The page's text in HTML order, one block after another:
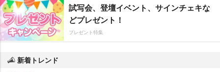
試写会、登壇イベント、サインチェキな
どプレゼント！
プレゼント特集
新着トレンド